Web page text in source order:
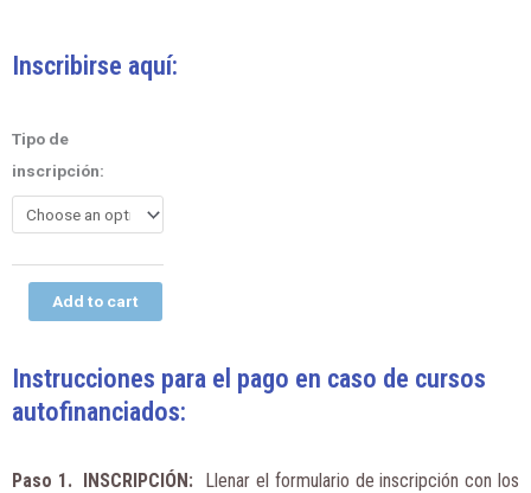
Inscribirse aquí:
Tipo de
inscripción:
Análisis
de
Unitarios
y
programación
obras
quantity
Add to cart
Instrucciones para el pago en caso de cursos
autofinanciados:
Paso 1. INSCRIPCIÓN : Llenar el formulario de inscripción con los